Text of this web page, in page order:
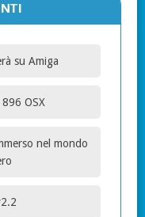
su Amiga
OSX
nel mondo